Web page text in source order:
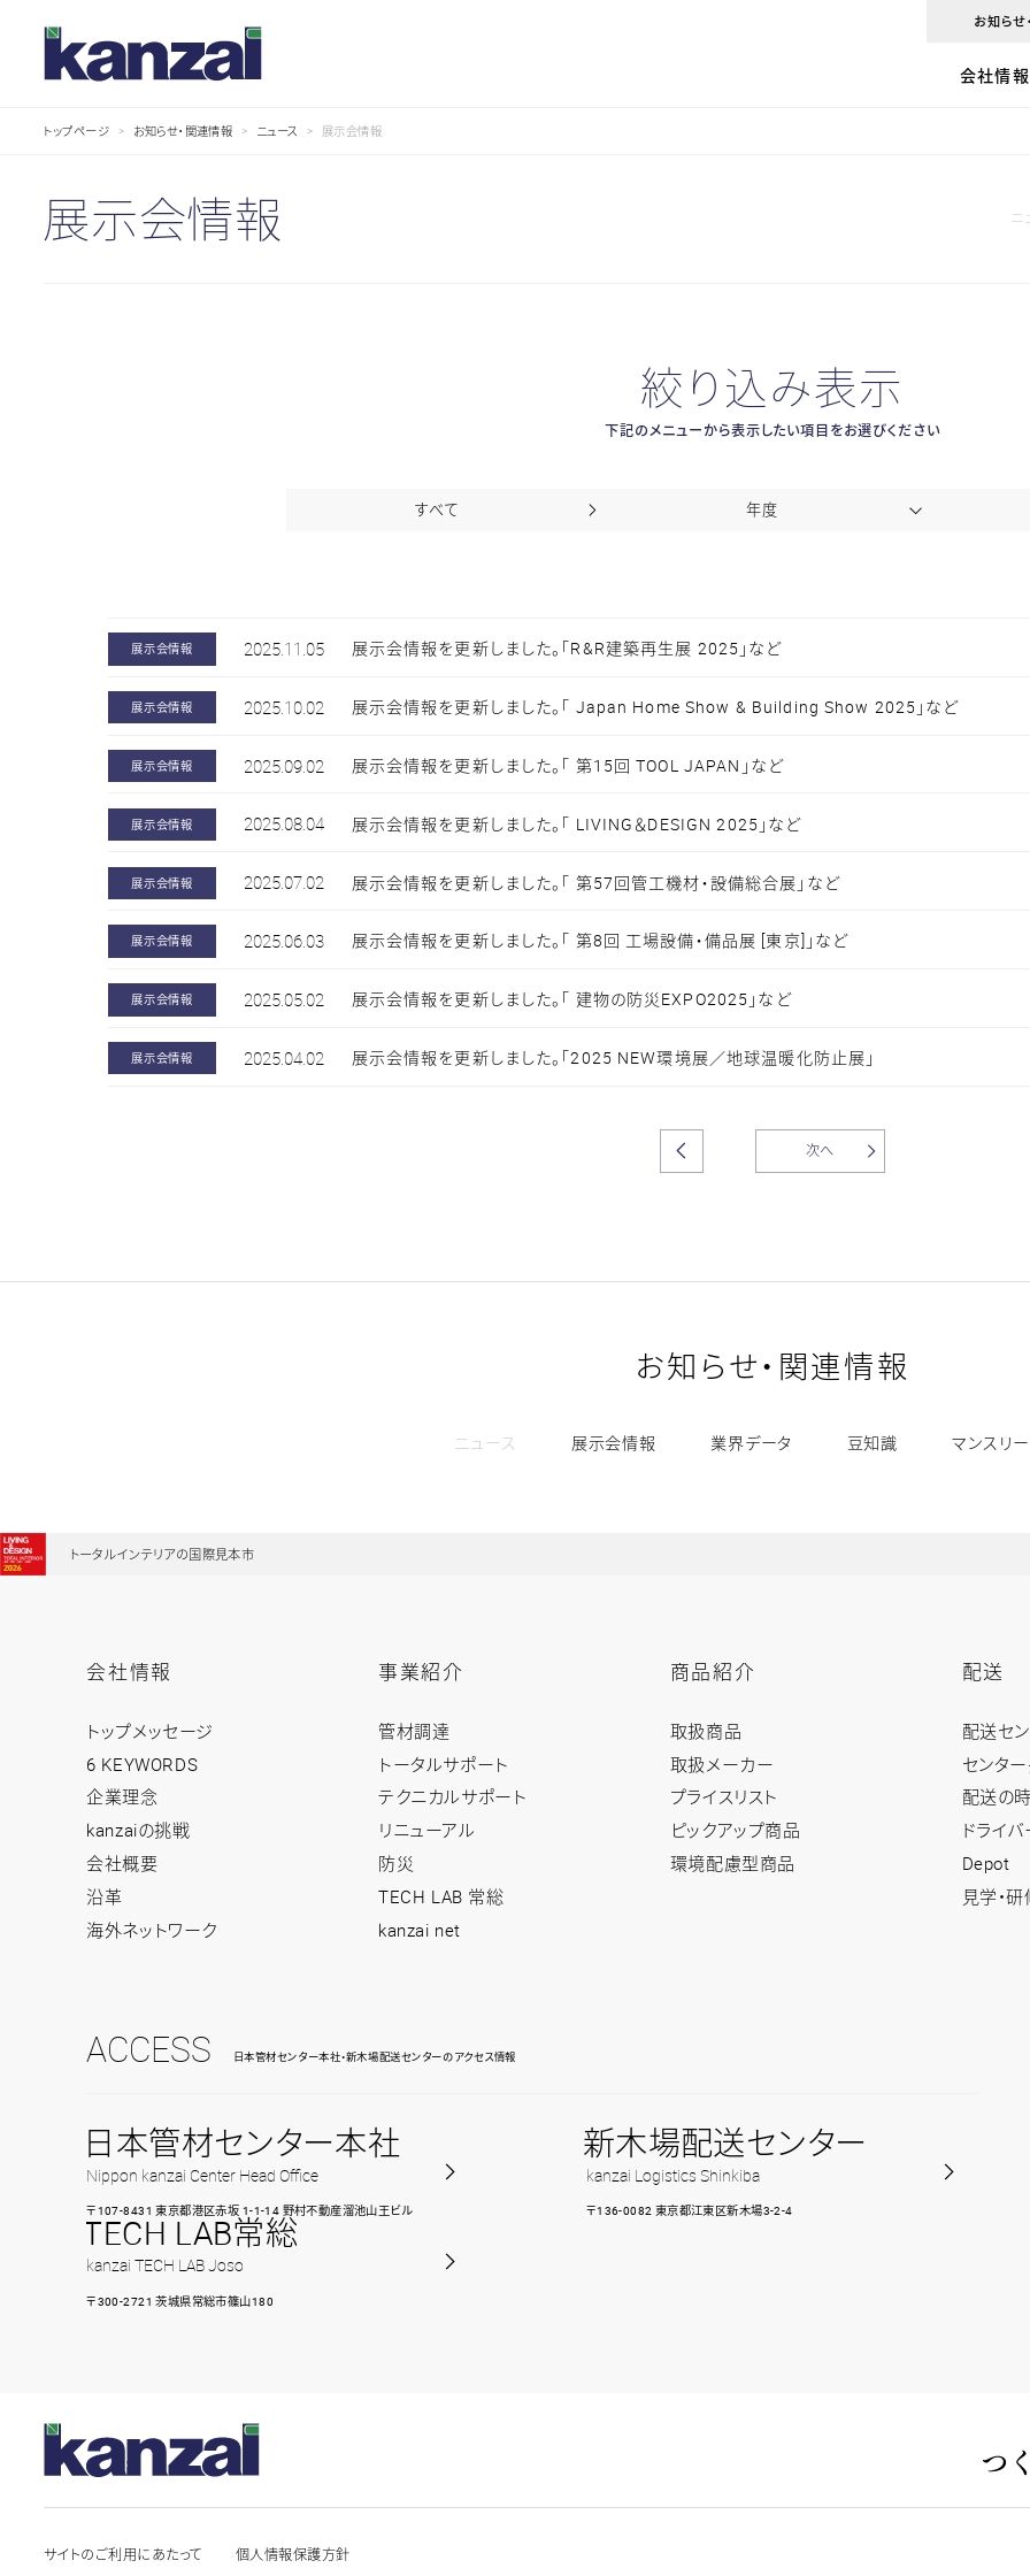
会社情報
会社情報
トップメッ
事業紹介
管材調達
商品紹介
取扱商品
配送トップ
配送センタ
CSRトップ
建設業界の
お知らせ
トップページ お知らせ・関連情報 ニュース 展示会情報
関
連
情
報展示会情報 ニ
絞り込み表示
下記のメニューから表示したい項目をお選びください
すべて 年度
展示会情報 2025.11.05 展示会情報を更新しました。「R&R建築再生展 2025」など
展示会情報 2025.10.02 展示会情報を更新しました。「 Japan Home Show & Building Show 2025」など
展示会情報 2025.09.02 展示会情報を更新しました。「 第15回 TOOL JAPAN」など
展示会情報 2025.08.04 展示会情報を更新しました。「 LIVING＆DESIGN 2025」など
展示会情報 2025.07.02 展示会情報を更新しました。「 第57回管工機材・設備総合展」など
展示会情報 2025.06.03 展示会情報を更新しました。「 第8回 工場設備・備品展 [東京]」など
展示会情報 2025.05.02 展示会情報を更新しました。「 建物の防災EXPO2025」など
展示会情報 2025.04.02 展示会情報を更新しました。「2025 NEW環境展／地球温暖化防止展」
次へ
お知らせ・関連情報
ニュース 展示会情報 業界データ 豆知識 マンスリ
トータルインテリアの国際見本市
会社情報
会
社
情
ト
プ
トップメッセージ
6 KEYWORDS
企業理念
kanzaiの挑戦
会社概要
沿革
海外ネットワーク
事業紹介
事
業
紹
介
ト
プ
管材調達
トータルサポート
テクニカルサポート
リニューアル
防災
TECH LAB 常総
kanzai net
商品紹介
商
品
紹
介
ト
プ
取扱商品
取扱メーカー
プライスリスト
ピックアップ商品
環境配慮型商品
配送
配
送
ト
ッ
プ
配送セ
センタ
配送の
ドライバ
Depot
見学・研
ACCESS 日本管材センター本社・新木場配送センターのアクセス情報
日本管材センター本社
Nippon kanzai Center Head Office
〒107-8431 東京都港区赤坂 1-1-14 野村不動産溜池山王ビル
新木場配送センター
kanzai Logistics Shinkiba
〒136-0082 東京都江東区新木場3-2-4
TECH LAB常総
kanzai TECH LAB Joso
〒300-2721 茨城県常総市篠山180
サイトのご利用にあたって 個人情報保護方針